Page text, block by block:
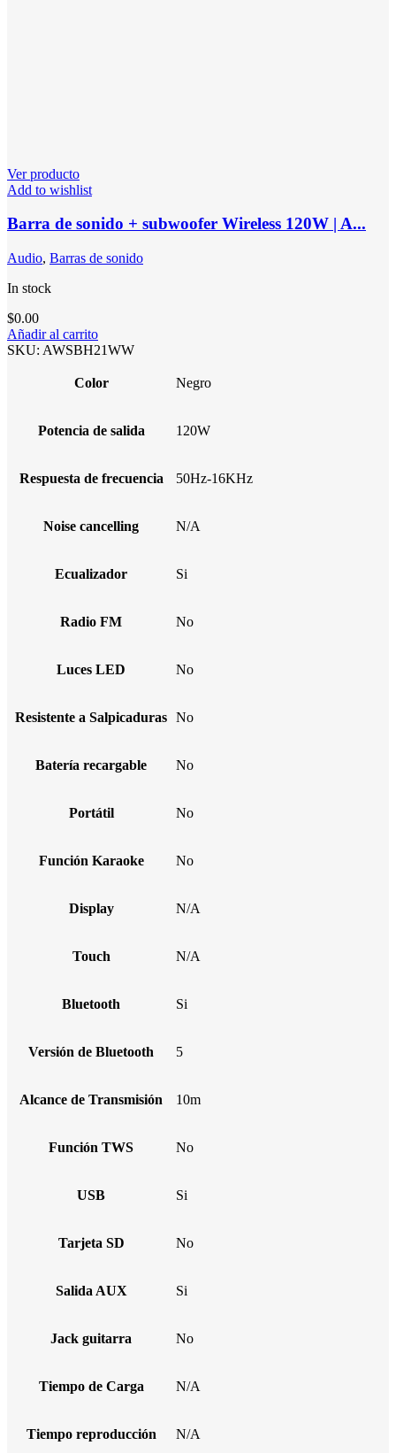
Ver producto
Add to wishlist
Barra de sonido + subwoofer Wireless 120W | A...
Audio, Barras de sonido
In stock
$0.00
Añadir al carrito
SKU: AWSBH21WW
Color Negro
Potencia de salida 120W
Respuesta de frecuencia 50Hz-16KHz
Noise cancelling N/A
Ecualizador Si
Radio FM No
Luces LED No
Resistente a Salpicaduras No
Batería recargable No
Portátil No
Función Karaoke No
Display N/A
Touch N/A
Bluetooth Si
Versión de Bluetooth 5
Alcance de Transmisión 10m
Función TWS No
USB Si
Tarjeta SD No
Salida AUX Si
Jack guitarra No
Tiempo de Carga N/A
Tiempo reproducción N/A